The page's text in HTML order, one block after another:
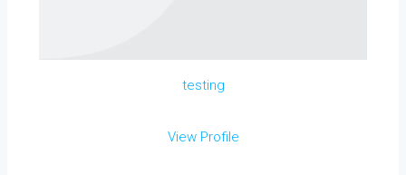
testing
View Profile